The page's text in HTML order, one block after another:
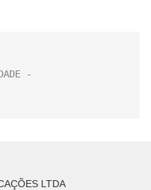
LTDA